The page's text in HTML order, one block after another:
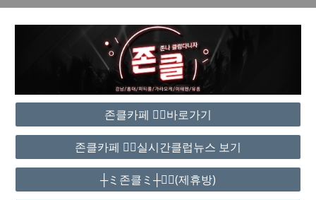
존클카페 ❤️‍🔥바로가기
존클카페 ❤️‍🔥실시간클럽뉴스 보기
┼ミ존클ミ┼❤️‍🔥(제휴방)